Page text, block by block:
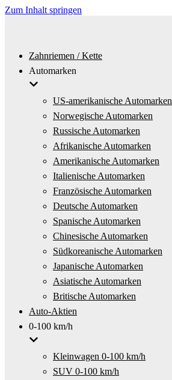
Zum Inhalt springen
Zahnriemen / Kette
Automarken
US-amerikanische Automarken
Norwegische Automarken
Russische Automarken
Afrikanische Automarken
Amerikanische Automarken
Italienische Automarken
Französische Automarken
Deutsche Automarken
Spanische Automarken
Chinesische Automarken
Südkoreanische Automarken
Japanische Automarken
Asiatische Automarken
Britische Automarken
Auto-Aktien
0-100 km/h
Kleinwagen 0-100 km/h
SUV 0-100 km/h